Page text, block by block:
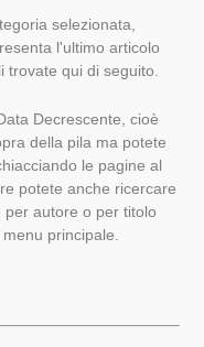
selezionata,
l'ultimo articolo
qui di seguito.
Decrescente, cioè
della pila ma potete
le pagine al
potete anche ricercare
autore o per titolo
principale.